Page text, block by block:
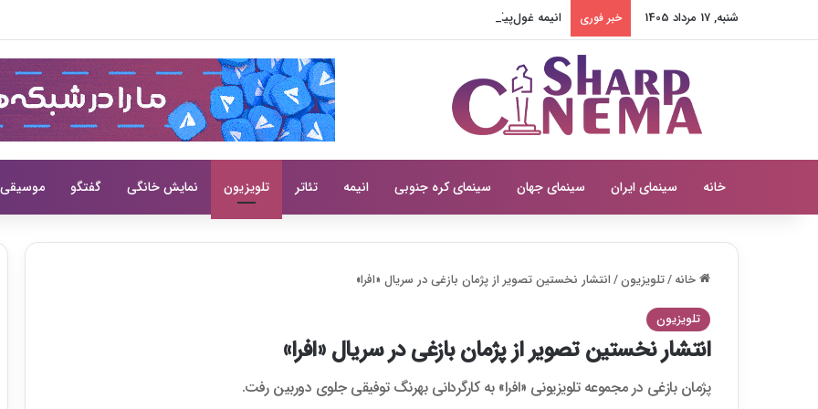
شنبه, 17 مرداد 1405 خبر فوری انیمه غول‌پیکر اوجو ساما تاریخ پخش و عوامل اصلی را معرفی کرد
خانه سینمای ایران سینمای جهان سینمای کره جنوبی انیمه تئاتر تلویزیون نمایش خانگی گفتگو موسیقی
خانه/تلویزیون/انتشار نخستین تصویر از پژمان بازغی در سریال «افرا»
تلویزیون
انتشار نخستین تصویر از پژمان بازغی در سریال «افرا»
پژمان بازغی در مجموعه تلویزیونی «افرا» به کارگردانی بهرنگ توفیقی جلوی دوربین رفت.